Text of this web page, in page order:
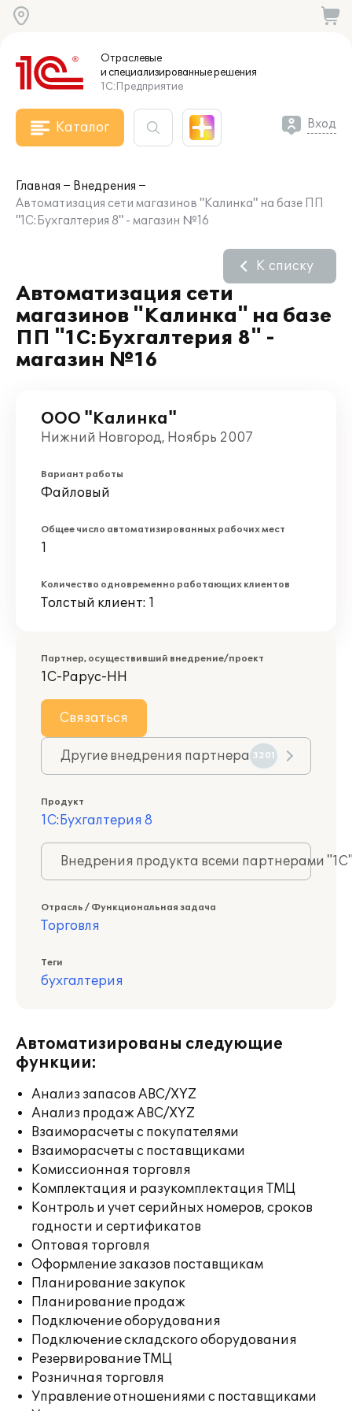
Отраслевые
и специализированныерешения
1С:Предприятие
Каталог Вход
Главная
Внедрения
Автоматизация сети магазинов "Калинка" на базе ПП
"1С:Бухгалтерия 8" - магазин №16
Автоматизация сети
магазинов "Калинка" на базе
ПП "1С:Бухгалтерия 8" -
магазин №16
К списку
ООО "Калинка"
Нижний Новгород, Ноябрь 2007
Вариант работы
Файловый
Общее число автоматизированных рабочих мест
1
Количество одновременно работающих клиентов
Толстый клиент: 1
Партнер, осуществивший внедрение/проект
1С-Рарус-НН
Связаться
Другие внедрения партнера 3201
Продукт
1С:Бухгалтерия 8
Внедрения продукта всеми партнерами
Отрасль / Функциональная задача
Торговля
Теги
бухгалтерия
Автоматизированы следующие
функции:
Анализ запасов ABC/XYZ
Анализ продаж ABC/XYZ
Взаиморасчеты с покупателями
Взаиморасчеты с поставщиками
Комиссионная торговля
Комплектация и разукомплектация ТМЦ
Контроль и учет серийных номеров, сроков
годности и сертификатов
Оптовая торговля
Оформление заказов поставщикам
Планирование закупок
Планирование продаж
Подключение оборудования
Подключение складского оборудования
Резервирование ТМЦ
Розничная торговля
Управление отношениями с поставщиками